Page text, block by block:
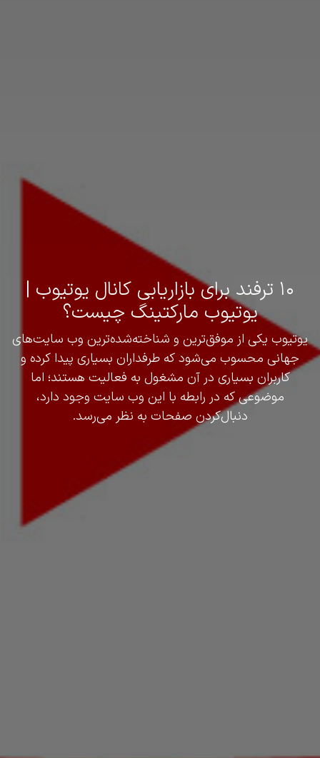
۱۰ ترفند برای بازاریابی کانال یوتیوب |
یوتیوب مارکتینگ چیست؟
یوتیوب یکی از موفق‌ترین و شناخته‌شده‌ترین وب ‌سایت‌های
جهانی محسوب می‌شود که طرفداران بسیاری پیدا کرده و
کاربران بسیاری در آن مشغول به فعالیت هستند؛ اما
موضوعی که در رابطه با این وب‌ سایت وجود دارد،
دنبال‌کردن صفحات به نظر می‌رسد.